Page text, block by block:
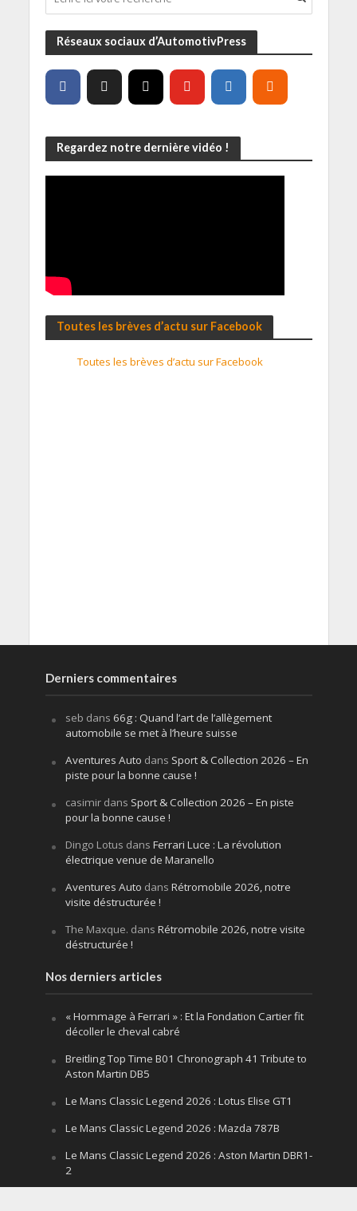
Réseaux sociaux d’AutomotivPress
Regardez notre dernière vidéo !
Toutes les brèves d’actu sur Facebook
Toutes les brèves d’actu sur Facebook
Derniers commentaires
seb dans 66g : Quand l’art de l’allègement
automobile se met à l’heure suisse
Aventures Auto dans Sport & Collection 2026 – En
piste pour la bonne cause !
casimirdans Sport & Collection 2026 – En piste
pour la bonne cause !
Dingo Lotus dans Ferrari Luce : La révolution
électrique venue de Maranello
Aventures Auto dans Rétromobile 2026, notre
visite déstructurée !
The Maxque. dans Rétromobile 2026, notre visite
déstructurée !
Nos derniers articles
« Hommage à Ferrari » : Et la Fondation Cartier fit
décoller le cheval cabré
Breitling Top Time B01 Chronograph 41 Tribute to
Aston Martin DB5
Le Mans Classic Legend 2026 : Lotus Elise GT1
Le Mans Classic Legend 2026 : Mazda 787B
Le Mans Classic Legend 2026 : Aston Martin DBR1-
2